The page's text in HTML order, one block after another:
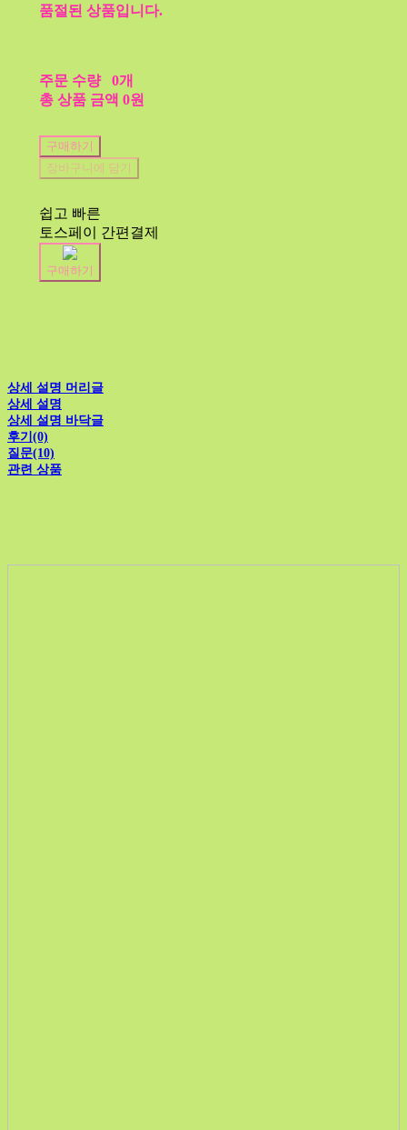
품절된 상품입니다.
주문 수량
0개
총 상품 금액 0원
구매하기
장바구니에 담기
쉽고 빠른
토스페이 간편결제
구매하기
상세 설명 머리글
상세 설명
상세 설명 바닥글
후기(0)
질문(10)
관련 상품